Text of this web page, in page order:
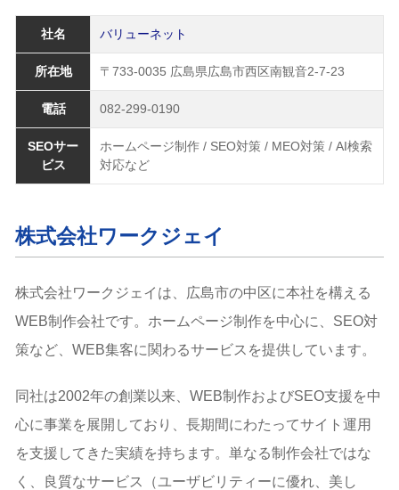
社名 バリューネット
所在地 〒733-0035 広島県広島市西区南観音2-7-23
電話 082-299-0190
SEOサー
ビス
ホームページ制作 / SEO対策 / MEO対策 / AI検索
対応など
株式会社ワークジェイ
株式会社ワークジェイは、広島市の中区に本社を構える
WEB制作会社です。ホームページ制作を中心に、SEO対
策など、WEB集客に関わるサービスを提供しています。
同社は2002年の創業以来、WEB制作およびSEO支援を中
心に事業を展開しており、長期間にわたってサイト運用
を支援してきた実績を持ちます。単なる制作会社ではな
く、良質なサービス（ユーザビリティーに優れ、美し